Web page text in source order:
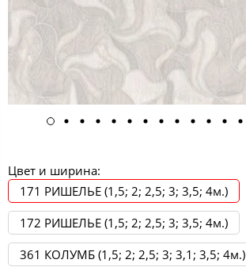
Цвет и ширина:
171 РИШЕЛЬЕ (1,5; 2; 2,5; 3; 3,5; 4м.)
172 РИШЕЛЬЕ (1,5; 2; 2,5; 3; 3,5; 4м.)
361 КОЛУМБ (1,5; 2; 2,5; 3; 3,1; 3,5; 4м.)